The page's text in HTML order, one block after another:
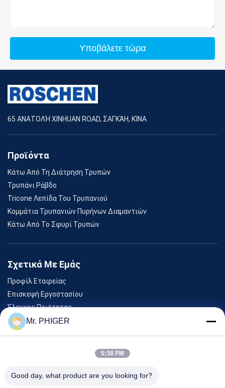
Υποβάλετε τώρα
65 ΑΝΑΤΟΛΉ XINHUAN ROAD, ΣΑΓΚΆΗ, ΚΊΝΑ
Προϊόντα
Κάτω Από Τη Διάτρηση Τρυπών
Τρυπάνι Ράβδο
Tricone Λεπίδα Του Τρυπανιού
Κομμάτια Τρυπανιών Πυρήνων Διαμαντιών
Κάτω Από Το Σφυρί Τρυπών
Σχετικά Με Εμάς
Προφίλ Εταιρείας
Επισκεψή Εργοστασίου
Έλεγχος Ποιότητας
Sitemap
Εκδηλώσεις
Mr. PHIGER
5:38 PM
Good day, what product are you looking for?